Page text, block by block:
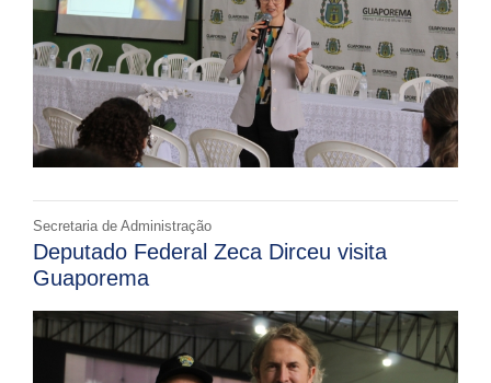
Secretaria de Administração
Deputado Federal Zeca Dirceu visita
Guaporema